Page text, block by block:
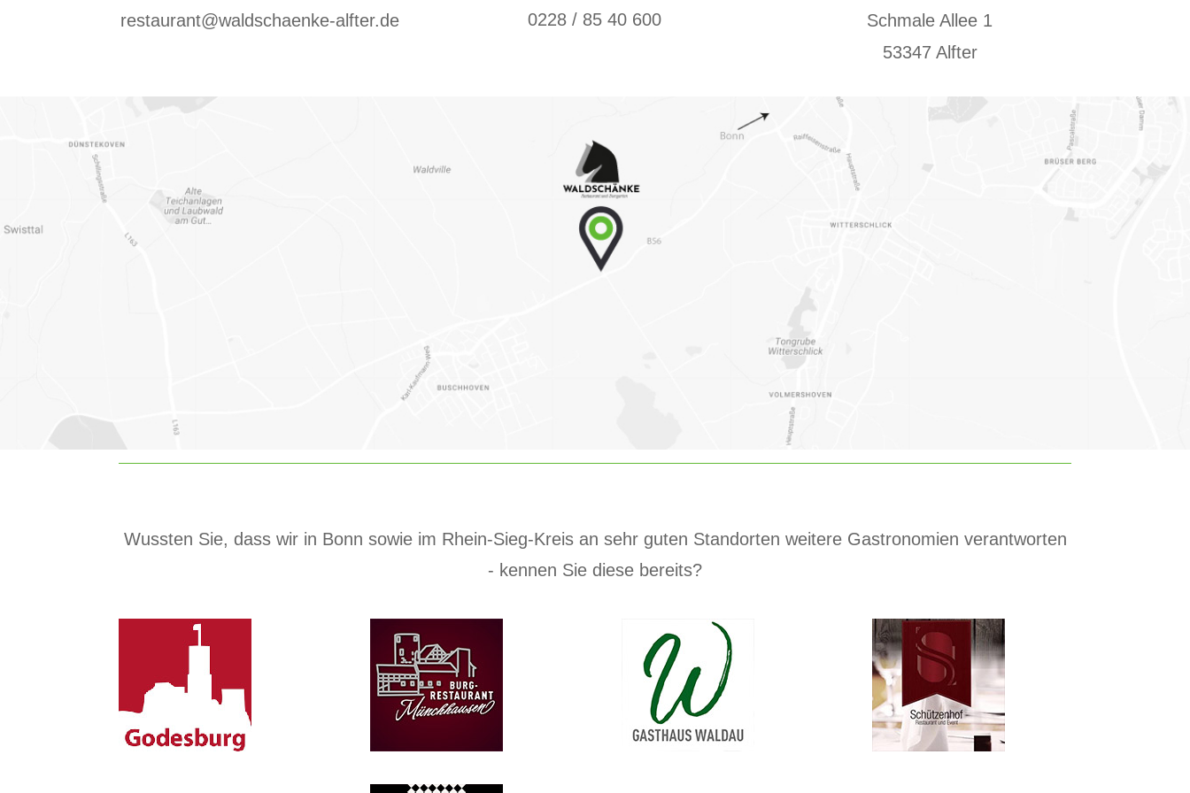
restaurant@waldschaenke-alfter.de 0228 / 85 40 600
Schmale Allee 1
53347 Alfter
Wussten Sie, dass wir in Bonn sowie im Rhein-Sieg-Kreis an sehr guten Standorten weitere Gastronomien verantworten
- kennen Sie diese bereits?